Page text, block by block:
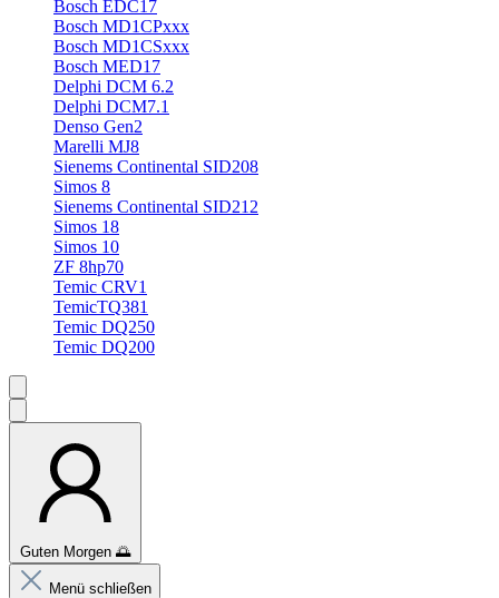
Bosch EDC17
Bosch MD1CPxxx
Bosch MD1CSxxx
Bosch MED17
Delphi DCM 6.2
Delphi DCM7.1
Denso Gen2
Marelli MJ8
Sienems Continental SID208
Simos 8
Sienems Continental SID212
Simos 18
Simos 10
ZF 8hp70
Temic CRV1
TemicTQ381
Temic DQ250
Temic DQ200
Guten Morgen 🌅
Menü schließen